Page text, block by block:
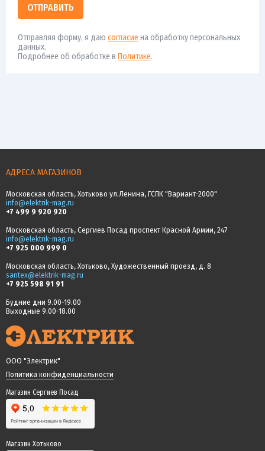
ОТПРАВИТЬ
Отправляя форму, я даю согласие на обработку персональных
данных.
Подробнее об обработке в Политике.
АДРЕСА МАГАЗИНОВ
Московская область, Хотьково ул.Ленина, ГСПК "Вариант-2000"
info@elektrik-mag.ru
+7 499 9 920 920
Московская область, Сергиев Посад проспект Красной Армии, 247
info@elektrik-mag.ru
+7 925 000 999 0
Московская область, Хотьково, Художественный проезд, д. 8
santex@elektrik-mag.ru
+7 925 598 91 91
Будние дни 9.00-19.00
Выходные 9.00-18.00
ООО "Электрик"
Политика конфиденциальности
Магазин Сергиев Посад
Магазин Хотьково